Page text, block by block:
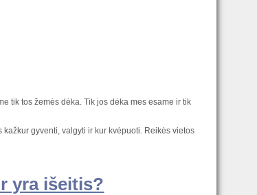
tik tos žemės dėka. Tik jos dėka mes esame ir tik
gyventi, valgyti ir kur kvėpuoti. Reikės vietos
yra išeitis?